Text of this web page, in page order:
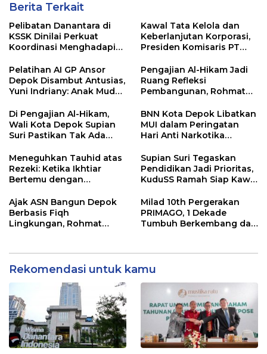
Berita Terkait
Pelibatan Danantara di
KSSK Dinilai Perkuat
Koordinasi Menghadapi
Kawal Tata Kelola dan
Keberlanjutan Korporasi,
Presiden Komisaris PT
Langkah Menuju Pasar
Global
Pelatihan AI GP Ansor
Depok Disambut Antusias,
Yuni Indriany: Anak Muda
Teknologi
Pengajian Al-Hikam Jadi
Ruang Refleksi
Pembangunan, Rohmat
Secara Utuh
Di Pengajian Al-Hikam,
Wali Kota Depok Supian
Suri Pastikan Tak Ada
BNN Kota Depok Libatkan
MUI dalam Peringatan
Hari Anti Narkotika
Rohmat Rospari:
Pencegahan Dimulai dari
Keluarga
Meneguhkan Tauhid atas
Rezeki: Ketika Ikhtiar
Bertemu dengan
Supian Suri Tegaskan
Pendidikan Jadi Prioritas,
KuduSS Ramah Siap Kawal
Pemkot Depok
Ajak ASN Bangun Depok
Berbasis Fiqh
Lingkungan, Rohmat
hingga SMP
Milad 10th Pergerakan
PRIMAGO, 1 Dekade
Tumbuh Berkembang dan
Rekomendasi untuk kamu